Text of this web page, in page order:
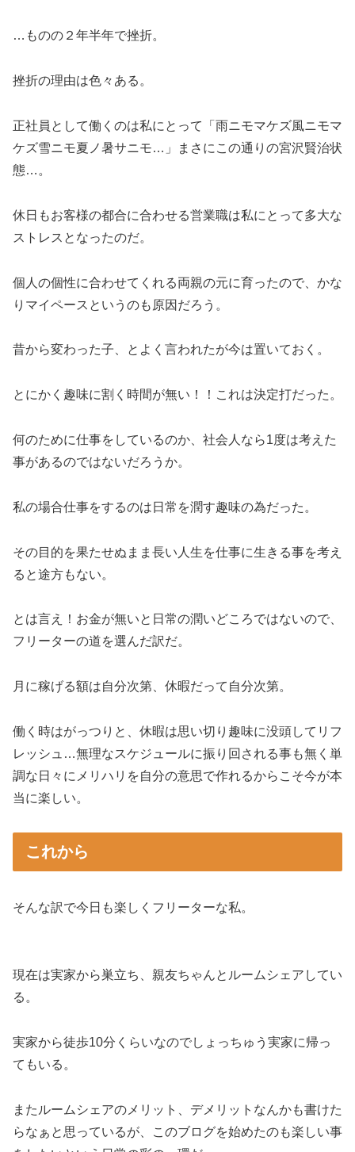
…ものの２年半年で挫折。
挫折の理由は色々ある。
正社員として働くのは私にとって「雨ニモマケズ風ニモマ
ケズ雪ニモ夏ノ暑サニモ…」まさにこの通りの宮沢賢治状
態…。
休日もお客様の都合に合わせる営業職は私にとって多大な
ストレスとなったのだ。
個人の個性に合わせてくれる両親の元に育ったので、かな
りマイペースというのも原因だろう。
昔から変わった子、とよく言われたが今は置いておく。
とにかく趣味に割く時間が無い！！これは決定打だった。
何のために仕事をしているのか、社会人なら1度は考えた
事があるのではないだろうか。
私の場合仕事をするのは日常を潤す趣味の為だった。
その目的を果たせぬまま長い人生を仕事に生きる事を考え
ると途方もない。
とは言え！お金が無いと日常の潤いどころではないので、
フリーターの道を選んだ訳だ。
月に稼げる額は自分次第、休暇だって自分次第。
働く時はがっつりと、休暇は思い切り趣味に没頭してリフ
レッシュ…無理なスケジュールに振り回される事も無く単
調な日々にメリハリを自分の意思で作れるからこそ今が本
当に楽しい。
これから
そんな訳で今日も楽しくフリーターな私。
現在は実家から巣立ち、親友ちゃんとルームシェアしてい
る。
実家から徒歩10分くらいなのでしょっちゅう実家に帰っ
てもいる。
またルームシェアのメリット、デメリットなんかも書けた
らなぁと思っているが、このブログを始めたのも楽しい事